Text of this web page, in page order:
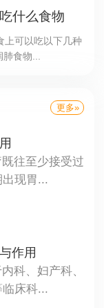
什么食物
上可以吃以下几种
肺食物...
更多»
往至少接受过
现胃...
作用
科、妇产科、
床科...